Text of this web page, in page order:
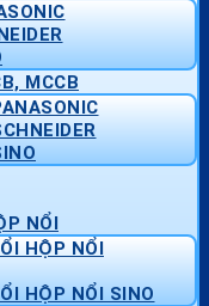
MCCB
NỔI
HỘP NỔI
HỘP NỔI SINO